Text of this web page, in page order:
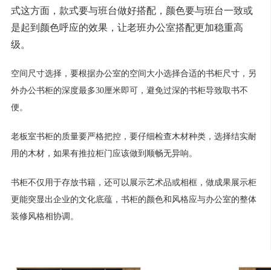
式这方面，款式要与班台做好搭配，颜色要与班台一致或
是起到颜色呼应的效果，让老班办公室搭配更加稳重高
级。
空间尺寸选择，要根据办公室的空间大小选择合适的书柜尺寸，另
外办公书柜的深度最多30厘米即可，避免过深的书柜导致取书不
便‌。
老板室书柜的质量要严格把控，要仔细检查木材种类，选择结实耐
用的木材，如果有推拉柜门应该做到顺畅无异响‌。
‌书柜不仅用于存放书籍，还可以展示艺术品或相框‌，做成果展示柜
更能突显出企业的文化底蕴，书柜的颜色和风格应与办公室的整体
装修风格相协调。